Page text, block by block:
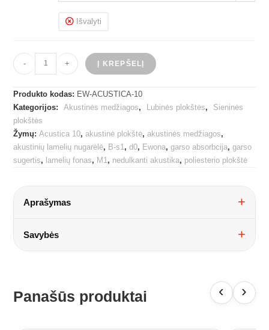
Išvalyti
-
produkto
kiekis:
Ewona
10
+ Į KREPŠELĮ
Produkto kodas: EW-ACUSTICA-10
Kategorijos:
Akustinės medžiagos, Lubinės plokštės,
Sieninės
plokštės
Žymų:Acustica 10,akustinė plokštė,akustinės medžiagos,
akustinių lamelių nugarėlė, B-s1 ,d0, Ewona,garso absorbcija,garso
sugertis, lamelių fonas, M1 , nedulkanti akustika, poliesterio plokštė
Aprašymas
Savybės
Panašūs produktai ‹ ›